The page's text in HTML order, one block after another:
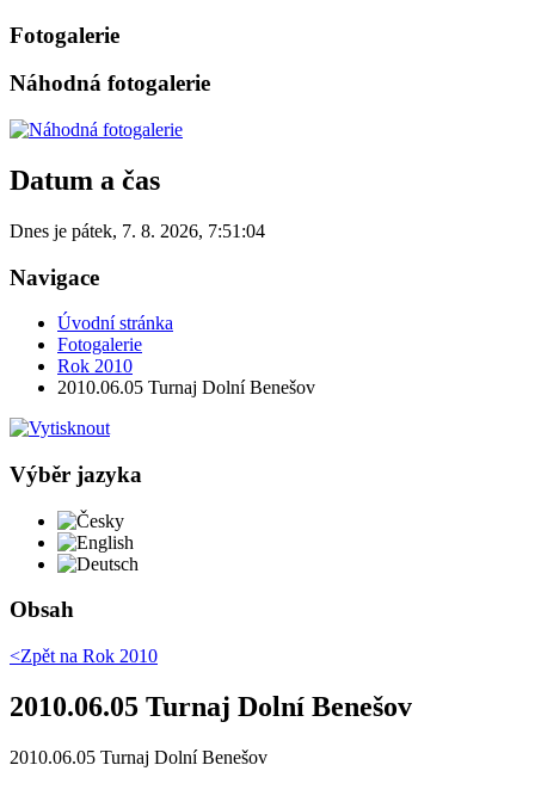
Fotogalerie
Náhodná fotogalerie
Datum a čas
Dnes je pátek, 7. 8. 2026, 7:51:04
Navigace
Úvodní stránka
Fotogalerie
Rok 2010
2010.06.05 Turnaj Dolní Benešov
Výběr jazyka
Česky
Obsah
<Zpět na Rok 2010
2010.06.05 Turnaj Dolní Benešov
2010.06.05 Turnaj Dolní Benešov